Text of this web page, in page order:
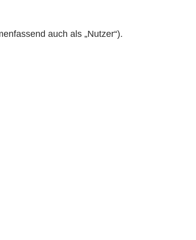
auch als „Nutzer“).